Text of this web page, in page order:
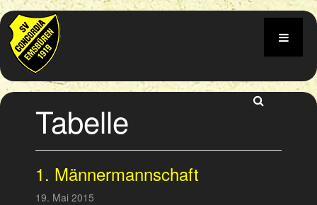
Tabelle
1. Männermannschaft
19. Mai 2015